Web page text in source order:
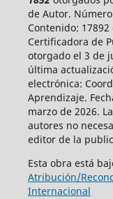
de Autor.
Contenido:
Certificadora de
otorgado el 3 de
última
electrónica:
Aprendizaje.
marzo de 2026.
autores no
editor de la
Esta obra está
Atribución/
Internacional